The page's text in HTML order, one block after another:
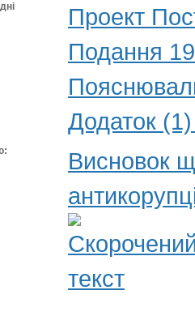
Проект
Подання
Додаток
Висновок